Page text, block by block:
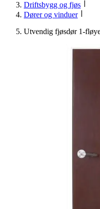
Driftsbygg og fjøs
Dører og vinduer
Utvendig fjøsdør 1-